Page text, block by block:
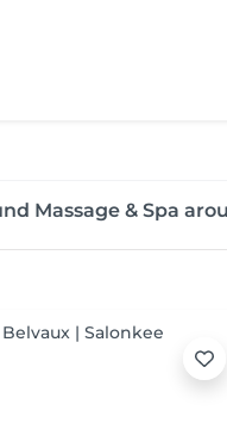
Massage & Spa